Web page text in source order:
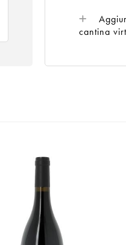
cantina